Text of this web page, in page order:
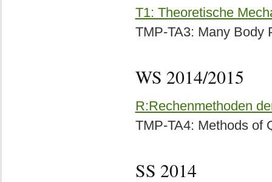
T1: Theoretische
TMP-TA3: Many Body
WS 2014/2015
R:Rechenmethoden
TMP-TA4: Methods of
SS 2014